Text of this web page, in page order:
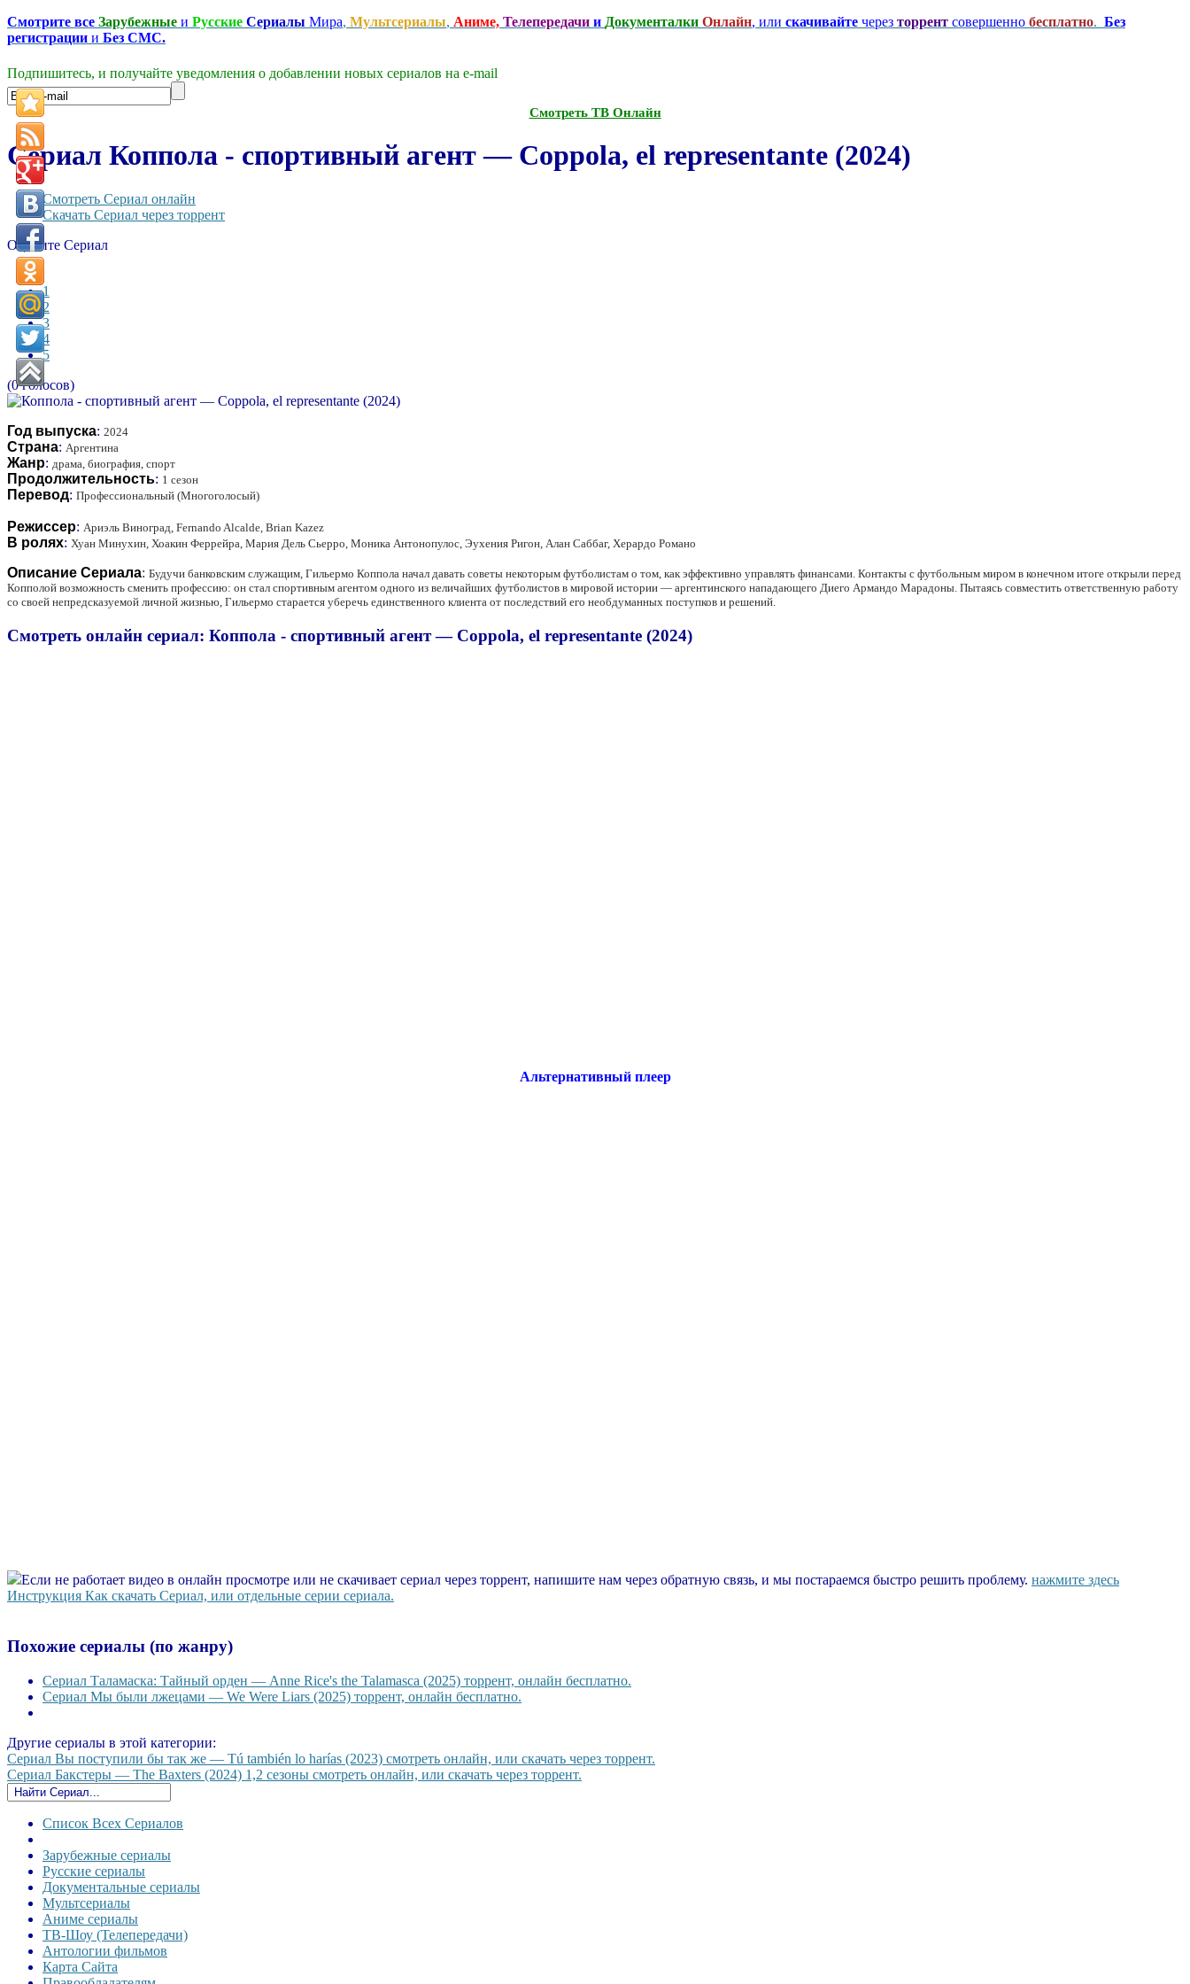
Смотрите все Зарубежные и Русские Сериалы Мира, Мультсериалы, Аниме, Телепередачи и Документалки Онлайн, или скачивайте через торрент совершенно бесплатно. Без
регистрации и Без СМС.
Подпишитесь, и получайте уведомления о добавлении новых сериалов на e-mаil
Смотреть ТВ Онлайн
Сериал Коппола - спортивный агент — Coppola, el representante (2024)
Смотреть Сериал онлайн
Скачать Сериал через торрент
Оцените Сериал
1
2
3
4
5
(0 голосов)
Год выпуска: 2024
Страна: Аргентина
Жанр: драма, биография, спорт
Продолжительность: 1 сезон
Перевод: Профессиональный (Многоголосый)
Режиссер: Ариэль Виноград, Fernando Alcalde, Brian Kazez
В ролях: Хуан Минухин, Хоакин Феррейра, Мария Дель Сьерро, Моника Антонопулос, Эухения Ригон, Алан Саббаг, Херардо Романо
Описание Сериала: Будучи банковским служащим, Гильермо Коппола начал давать советы некоторым футболистам о том, как эффективно управлять финансами. Контакты с футбольным миром в конечном итоге открыли перед
Копполой возможность сменить профессию: он стал спортивным агентом одного из величайших футболистов в мировой истории — аргентинского нападающего Диего Армандо Марадоны. Пытаясь совместить ответственную работу
со своей непредсказуемой личной жизнью, Гильермо старается уберечь единственного клиента от последствий его необдуманных поступков и решений.
Смотреть онлайн сериал: Коппола - спортивный агент — Coppola, el representante (2024)
Альтернативный плеер
Если не работает видео в онлайн просмотре или не скачивает сериал через торрент, напишите нам через обратную связь, и мы постараемся быстро решить проблему. нажмите здесь
Инструкция Как скачать Сериал, или отдельные серии сериала.
Похожие сериалы (по жанру)
Сериал Таламаска: Тайный орден — Anne Rice's the Talamasca (2025) торрент, онлайн бесплатно.
Сериал Мы были лжецами — We Were Liars (2025) торрент, онлайн бесплатно.
Другие сериалы в этой категории:
Сериал Вы поступили бы так же — Tú también lo harías (2023) смотреть онлайн, или скачать через торрент.
Сериал Бакстеры — The Baxters (2024) 1,2 сезоны смотреть онлайн, или скачать через торрент.
Список Всех Сериалов
Зарубежные сериалы
Русские сериалы
Документальные сериалы
Мультсериалы
Аниме сериалы
ТВ-Шоу (Телепередачи)
Антологии фильмов
Карта Сайта